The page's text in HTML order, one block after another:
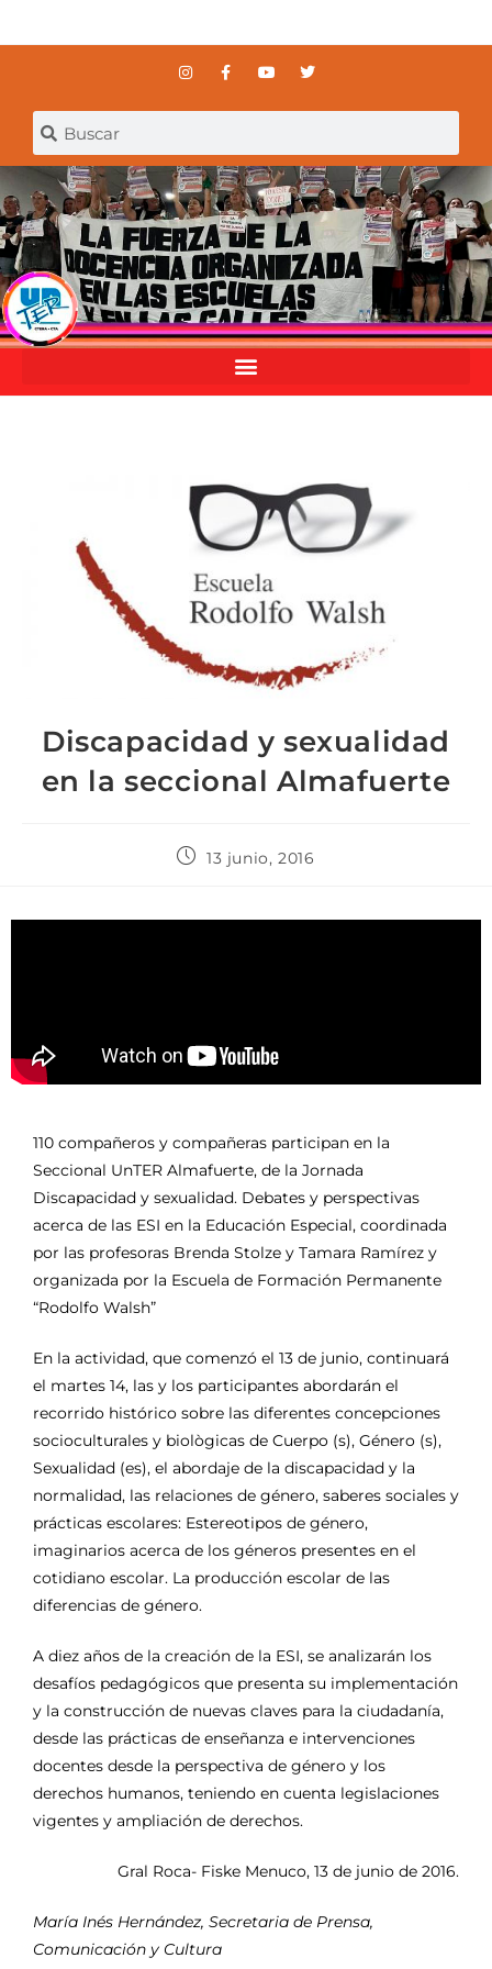
Discapacidad y sexualidad
en la seccional Almafuerte
13 junio, 2016
110 compañeros y compañeras participan en la
Seccional UnTER Almafuerte, de la Jornada
Discapacidad y sexualidad. Debates y perspectivas
acerca de las ESI en la Educación Especial, coordinada
por las profesoras Brenda Stolze y Tamara Ramírez y
organizada por la Escuela de Formación Permanente
“Rodolfo Walsh”
En la actividad, que comenzó el 13 de junio, continuará
el martes 14, las y los participantes abordarán el
recorrido histórico sobre las diferentes concepciones
socioculturales y biològicas de Cuerpo (s), Género (s),
Sexualidad (es), el abordaje de la discapacidad y la
normalidad, las relaciones de género, saberes sociales y
prácticas escolares: Estereotipos de género,
imaginarios acerca de los géneros presentes en el
cotidiano escolar. La producción escolar de las
diferencias de género.
A diez años de la creación de la ESI, se analizarán los
desafíos pedagógicos que presenta su implementación
y la construcción de nuevas claves para la ciudadanía,
desde las prácticas de enseñanza e intervenciones
docentes desde la perspectiva de género y los
derechos humanos, teniendo en cuenta legislaciones
vigentes y ampliación de derechos.
Gral Roca- Fiske Menuco, 13 de junio de 2016.
María Inés Hernández, Secretaria de Prensa,
Comunicación y Cultura